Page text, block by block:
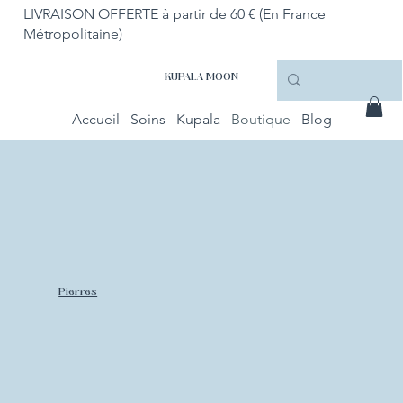
LIVRAISON OFFERTE à partir de 60 € (En France
Métropolitaine)
Accueil Soins Kupala Boutique Blog
KUPALA MOON
Pierres